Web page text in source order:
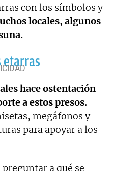
con los símbolos y
locales, algunos
etarras
hace ostentación
a estos presos.
megáfonos y
para apoyar a los
a qué se